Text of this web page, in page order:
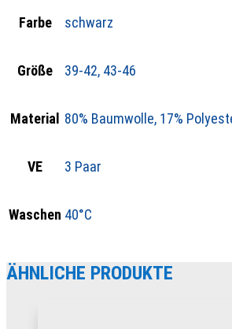
Farbe schwarz
Größe 39-42, 43-46
Material 80% Baumwolle, 17%
VE 3 Paar
Waschen 40°C
ÄHNLICHE PRODUKTE